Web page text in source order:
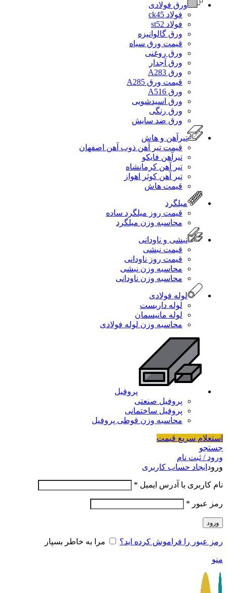
ورق فولادی
فولاد ck45
فولاد st52
ورق گالوانیزه
قیمت ورق سیاه
ورق روغنی
ورق آجدار
ورق A283
قیمت ورق A285
ورق A516
ورق اسیدشویی
ورق رنگی
ورق ضد سایش
تیرآهن و هاش
قیمت تیر آهن ذوب آهن اصفهان
تیرآهن فایکو
تیر آهن کرمانشاه
تیر آهن کوثر اهواز
قیمت هاش
میلگرد
قیمت روز میلگرد ساده
محاسبه وزن میلگرد
نبشی و ناودانی
قیمت نبشی
قیمت روز ناودانی
محاسبه وزن نبشی
محاسبه وزن ناودانی
لوله فولادی
لوله داربست
لوله مانیسمان
محاسبه وزن لوله فولادی
پروفیل
پروفیل صنعتی
پروفیل ساختمانی
محاسبه وزن قوطی پروفیل
استعلام سریع قیمت
جستجو
ورود / ثبت نام
ورود ایجاد حساب کاربری
نام کاربری یا آدرس ایمیل *
رمز عبور *
ورود
رمز عبور را فراموش کرده اید؟ مرا به خاطر بسپار
منو